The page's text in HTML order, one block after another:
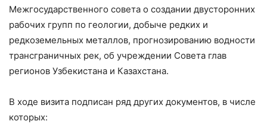
Межгосударственного совета о создании двусторонних
рабочих групп по геологии, добыче редких и
редкоземельных металлов, прогнозированию водности
трансграничных рек, об учреждении Совета глав
регионов Узбекистана и Казахстана.
В ходе визита подписан ряд других документов, в числе
которых: